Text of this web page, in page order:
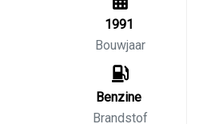
1991
Bouwjaar
Benzine
Brandstof